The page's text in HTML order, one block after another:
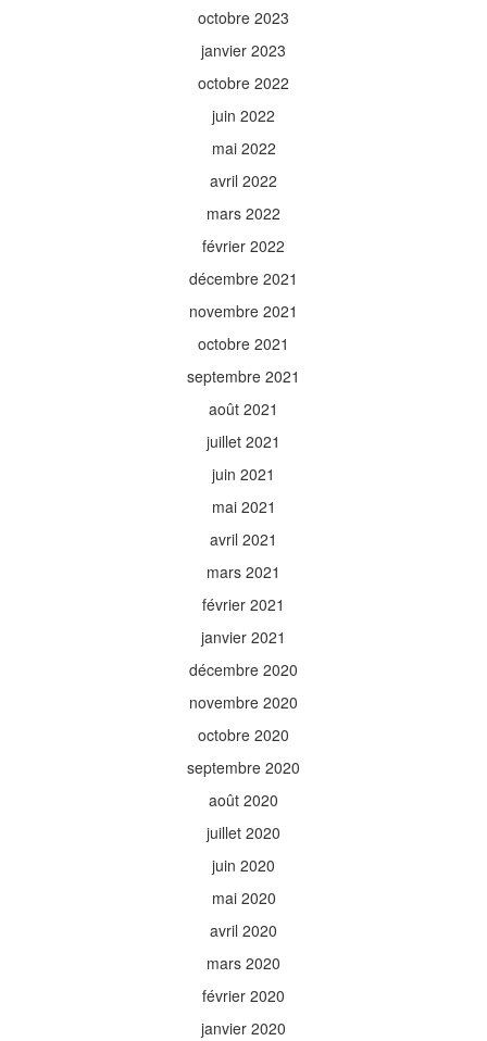
octobre 2023
janvier 2023
octobre 2022
juin 2022
mai 2022
avril 2022
mars 2022
février 2022
décembre 2021
novembre 2021
octobre 2021
septembre 2021
août 2021
juillet 2021
juin 2021
mai 2021
avril 2021
mars 2021
février 2021
janvier 2021
décembre 2020
novembre 2020
octobre 2020
septembre 2020
août 2020
juillet 2020
juin 2020
mai 2020
avril 2020
mars 2020
février 2020
janvier 2020